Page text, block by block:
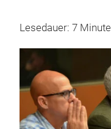
Lesedauer: 7